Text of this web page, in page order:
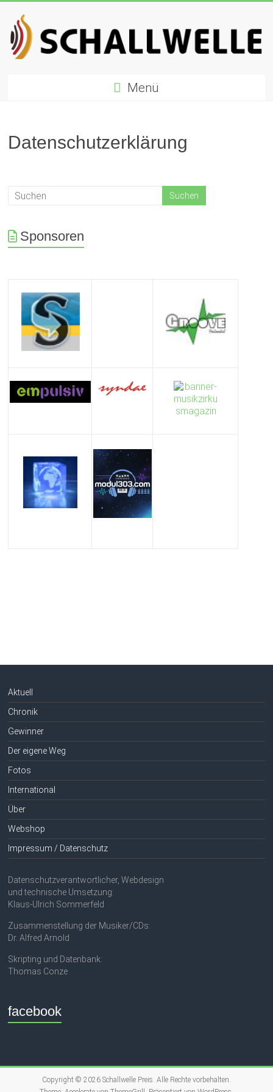
Inhalt
springen
Preis
für
Menü
Datenschutzerklärung
Sponsoren
Aktuell
Chronik
Gewinner
Der eigene Weg
Fotos
International
Über
Webshop
Impressum / Datenschutz
Datenschutzverantwortlicher, Webdesign
und technische Umsetzung:
Klaus-Ulrich Sommerfeld
Zusammenstellung der Musiker/CDs:
Dr. Alfred Arnold
Skripting und Datenbank:
Thomas Conze
facebook
Copyright © 2026 Schallwelle Preis. Alle Rechte vorbehalten.